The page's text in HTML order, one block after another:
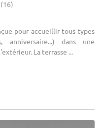
pour accueillir tous types
anniversaire...) dans une
La terrasse ...